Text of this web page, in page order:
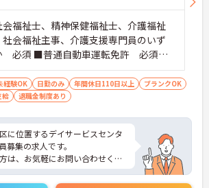
福祉士、精神保健福祉士、介護福祉
社会福祉主事、介護支援専門員のいず
必須 ■普通自動車運転免許 必須
） ■介護職、相談員の経験が
もOK！
経験OK 日勤のみ 年間休日110日以上
ブランクOK
給 退職金制度あり
に位置するデイサービスセンタ
募集の求人です。
は、お気軽にお問い合わせくだ